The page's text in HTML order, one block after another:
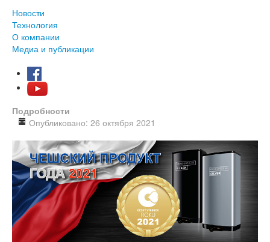
Новости
Технология
О компании
Медиа и публикации
Подробности
Опубликовано: 26 октября 2021